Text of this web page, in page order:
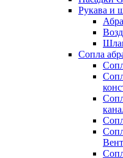
Рукава и
Сопла